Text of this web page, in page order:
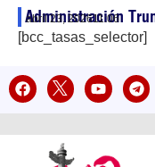
Administración
abril 23, 202611:06
[bcc_tasas_selector]